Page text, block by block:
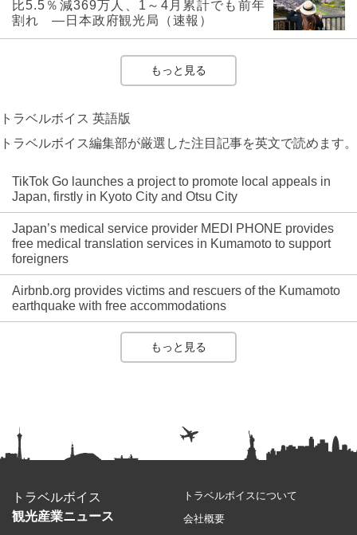
比5.5％減369万人、1～4月累計でも前年
割れ ―日本政府観光局（速報）
もっと見る
トラベルボイス 英語版
トラベルボイス編集部が厳選した注目記事を英文で読めます。
TikTok Go launches a project to promote local appeals in
Japan, firstly in Kyoto City and Otsu City
Japan’s medical service provider MEDI PHONE provides
free medical translation services in Kumamoto to support
foreigners
Airbnb.org provides victims and rescuers of the Kumamoto
earthquake with free accommodations
もっと見る
トラベルボイス
観光産業ニュース
トラベルボイスについて
会社概要